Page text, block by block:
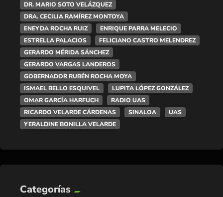
DR. MARIO SOTO VELÁZQUEZ
DRA. CECILIA RAMÍREZ MONTOYA
ENEYDA ROCHA RUIZ
ENRIQUE PARRA MELECIO
ESTRELLA PALACIOS
FELICIANO CASTRO MELENDREZ
GERARDO MÉRIDA SÁNCHEZ
GERARDO VARGAS LANDEROS
GOBERNADOR RUBÉN ROCHA MOYA
ISMAEL BELLO ESQUIVEL
LUPITA LÓPEZ GONZÁLEZ
OMAR GARCÍA HARFUCH
RADIO UAS
RICARDO VELARDE CÁRDENAS
SINALOA
UAS
YERALDINE BONILLA VELARDE
Categorías